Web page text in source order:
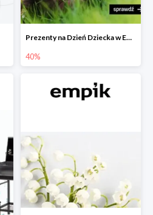
Prezenty na Dzień Dziecka w Empiku do -40%
40%